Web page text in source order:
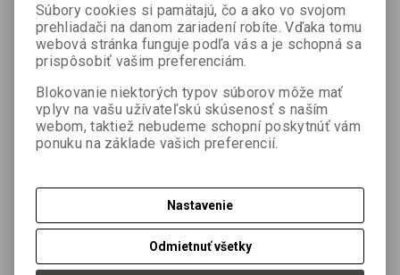
Termín dodania (dni):2
Otázka na výrobok
Váš email *
Súbory cookies si pamätajú, čo a ako vo svojom
prehliadači na danom zariadení robíte. Vďaka tomu
webová stránka funguje podľa vás a je schopná sa
prispôsobiť vašim preferenciám.
Blokovanie niektorých typov súborov môže mať
vplyv na vašu užívateľskú skúsenosť s naším
webom, taktiež nebudeme schopní poskytnúť vám
ponuku na základe vašich preferencií.
Nastavenie
Odmietnuť všetky